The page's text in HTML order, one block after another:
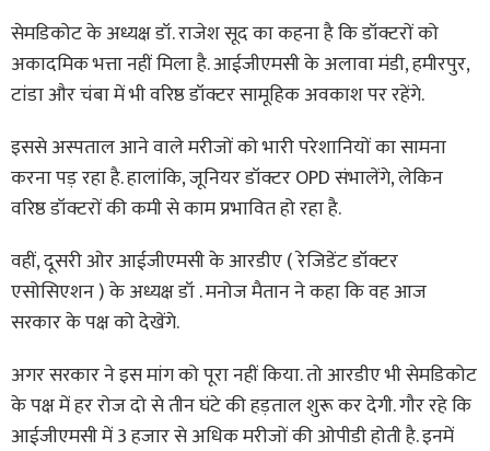
सेमडिकोट के अध्यक्ष डॉ. राजेश सूद का कहना है कि डॉक्टरों को
अकादमिक भत्ता नहीं मिला है. आईजीएमसी के अलावा मंडी, हमीरपुर,
टांडा और चंबा में भी वरिष्ठ डॉक्टर सामूहिक अवकाश पर रहेंगे.
इससे अस्पताल आने वाले मरीजों को भारी परेशानियों का सामना
करना पड़ रहा है. हालांकि, जूनियर डॉक्टर OPD संभालेंगे, लेकिन
वरिष्ठ डॉक्टरों की कमी से काम प्रभावित हो रहा है.
वहीं, दूसरी ओर आईजीएमसी के आरडीए ( रेजिडेंट डॉक्टर
एसोसिएशन ) के अध्यक्ष डॉ . मनोज मैतान ने कहा कि वह आज
सरकार के पक्ष को देखेंगे.
अगर सरकार ने इस मांग को पूरा नहीं किया. तो आरडीए भी सेमडिकोट
के पक्ष में हर रोज दो से तीन घंटे की हड़ताल शुरू कर देगी. गौर रहे कि
आईजीएमसी में 3 हजार से अधिक मरीजों की ओपीडी होती है. इनमें